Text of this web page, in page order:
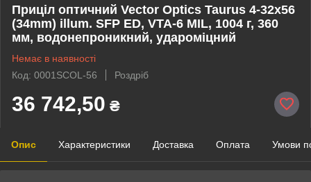
Приціл оптичний Vector Optics Taurus 4-32x56
(34mm) illum. SFP ED, VTA-6 MIL, 1004 г, 360
мм, водонепроникний, удароміцний
Немає в наявності
Код: 0001SCOL-56
Роздріб
36 742,50 ₴
Опис Характеристики Доставка Оплата Умови